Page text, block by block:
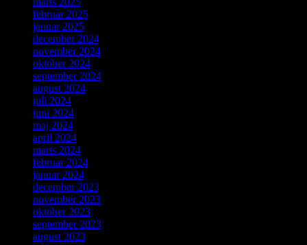
februar 2025
januar 2025
december 2024
november 2024
oktober 2024
september 2024
august 2024
juli 2024
juni 2024
maj 2024
april 2024
marts 2024
februar 2024
januar 2024
december 2023
november 2023
oktober 2023
september 2023
august 2023